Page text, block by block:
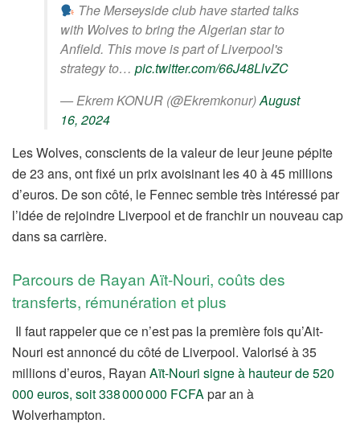
The Merseyside club have started talks
with Wolves to bring the Algerian star to
Anfield. This move is part of Liverpool's
strategy to… pic.twitter.com/66J48LlvZC
— Ekrem KONUR (@Ekremkonur)August
16, 2024
Les Wolves, conscients de la valeur de leur jeune pépite
de 23 ans, ont fixé un prix avoisinant les 40 à 45 millions
d’euros. De son côté, le Fennec semble très intéressé par
l’idée de rejoindre Liverpool et de franchir un nouveau cap
dans sa carrière.
Parcours de Rayan Aït-Nouri, coûts des
transferts, rémunération et plus
Il faut rappeler que ce n’est pas la première fois qu’Ait-
Nouri est annoncé du côté de Liverpool. Valorisé à 35
millions d’euros, Rayan Aït-Nouri signe à hauteur de 520
000 euros, soit 338 000 000 FCFA par an à
Wolverhampton.